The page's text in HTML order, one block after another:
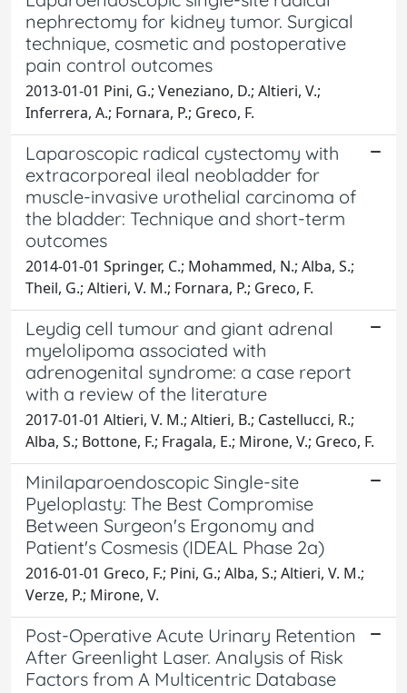
nephrectomy for kidney tumor. Surgical
technique, cosmetic and postoperative
pain control outcomes
2013-01-01 Pini, G.; Veneziano, D.; Altieri, V.;
Inferrera, A.; Fornara, P.; Greco, F.
Laparoscopic radical cystectomy with
extracorporeal ileal neobladder for
muscle-invasive urothelial carcinoma of
the bladder: Technique and short-term
outcomes
2014-01-01 Springer, C.; Mohammed, N.; Alba, S.;
Theil, G.; Altieri, V. M.; Fornara, P.; Greco, F.
Leydig cell tumour and giant adrenal
myelolipoma associated with
adrenogenital syndrome: a case report
with a review of the literature
2017-01-01 Altieri, V. M.; Altieri, B.; Castellucci, R.;
Alba, S.; Bottone, F.; Fragala, E.; Mirone, V.; Greco, F.
Minilaparoendoscopic Single-site
Pyeloplasty: The Best Compromise
Between Surgeon's Ergonomy and
Patient's Cosmesis (IDEAL Phase 2a)
2016-01-01 Greco, F.; Pini, G.; Alba, S.; Altieri, V. M.;
Verze, P.; Mirone, V.
Post-Operative Acute Urinary Retention
After Greenlight Laser. Analysis of Risk
Factors from A Multicentric Database